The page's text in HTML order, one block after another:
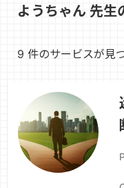
ようちゃん 先生
9 件のサービスが見